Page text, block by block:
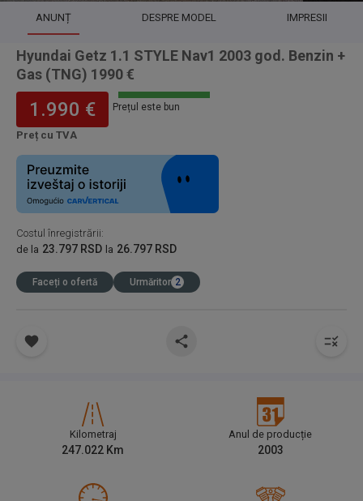
ANUNȚ DESPRE MODEL IMPRESII
Hyundai Getz 1.1 STYLE Nav1 2003 god. Benzin +
Gas (TNG) 1990 €
1.990 €
Preț cu TVA
Prețul este bun
Costul înregistrării:
de la 23.797 RSD la 26.797 RSD
Faceți o ofertă Urmăritor 2
Kilometraj
247.022 Km
Anul de producție
2003